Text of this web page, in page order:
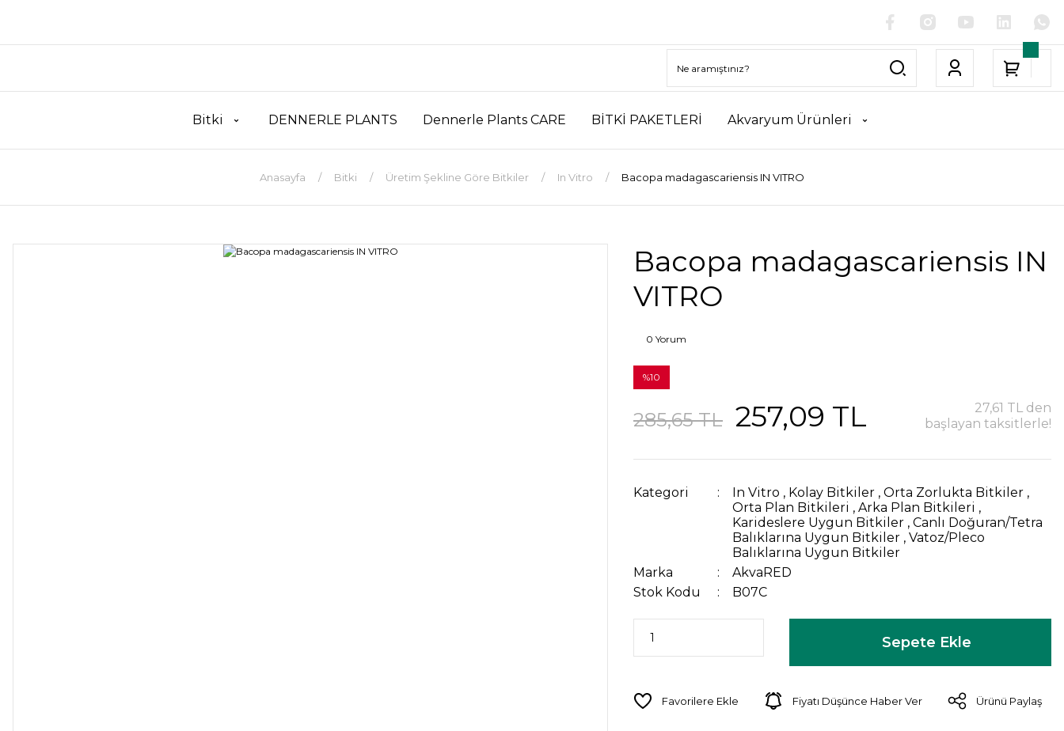
Bitki DENNERLE PLANTS Dennerle Plants CARE BİTKİ PAKETLERİ Akvaryum Ürünleri
Anasayfa Bitki Üretim Şekline Göre Bitkiler In Vitro Bacopa madagascariensis IN VITRO
Bacopa madagascariensis IN
VITRO
0 Yorum
%10
285,65 TL 257,09 TL
27,61 TL den
başlayan taksitlerle!
Kategori In Vitro , Kolay Bitkiler , Orta Zorlukta Bitkiler ,
Orta Plan Bitkileri , Arka Plan Bitkileri ,
Karideslere Uygun Bitkiler , Canlı Doğuran/Tetra
Balıklarına Uygun Bitkiler , Vatoz/Pleco
Balıklarına Uygun Bitkiler
Marka
AkvaRED
Stok Kodu
B07C
Sepete Ekle
Fiyatı Düşünce Haber Ver Ürünü Paylaş